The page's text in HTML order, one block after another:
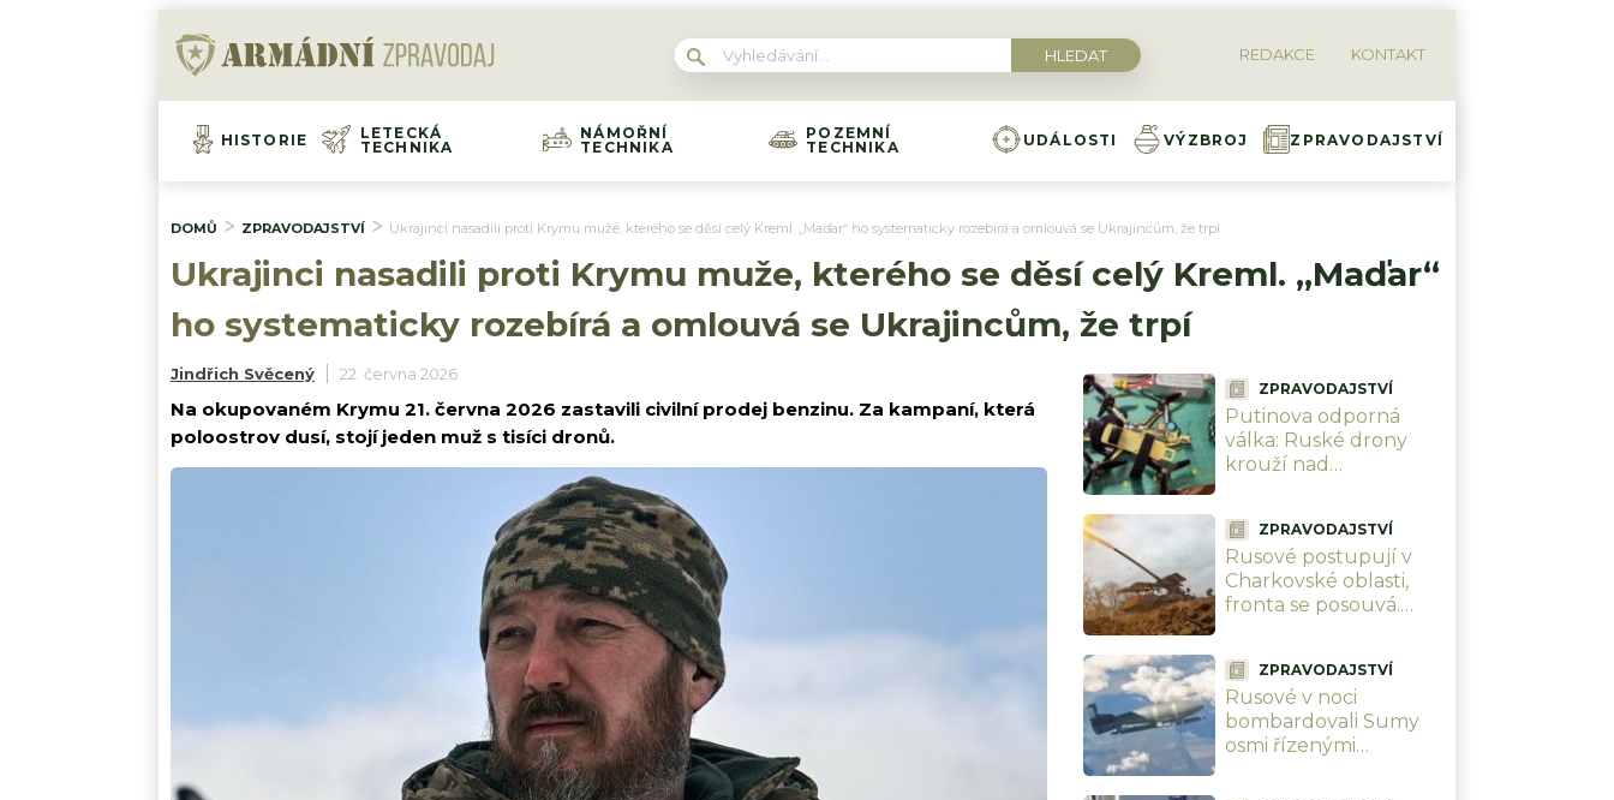
REDAKCE KONTAKT
HISTORIE
LETECKÁ
TECHNIKA
NÁMOŘNÍ
TECHNIKA
POZEMNÍ
TECHNIKA
UDÁLOSTI VÝZBROJ ZPRAVODAJSTVÍ
DOMŮ ZPRAVODAJSTVÍ Ukrajinci nasadili proti Krymu muže, kterého se děsí celý Kreml. „Maďar“ ho systematicky rozebírá a omlouvá se Ukrajincům, že trpí
Ukrajinci nasadili proti Krymu muže, kterého se děsí celý Kreml. „Maďar“
ho systematicky rozebírá a omlouvá se Ukrajincům, že trpí
Jindřich Svěcený 22. června 2026
Na okupovaném Krymu 21. června 2026 zastavili civilní prodej benzinu. Za kampaní, která
poloostrov dusí, stojí jeden muž s tisíci dronů.
ZPRAVODAJSTVÍ
Putinova odporná
válka: Ruské drony
krouží nad
Bezmála 1 000
mrtvých, z toho 179
dětí
ZPRAVODAJSTVÍ
Rusové postupují v
Charkovské oblasti,
fronta se posouvá.
Ukrajinci ztrácejí
pozice
ZPRAVODAJSTVÍ
Rusové v noci
bombardovali Sumy
osmi řízenými